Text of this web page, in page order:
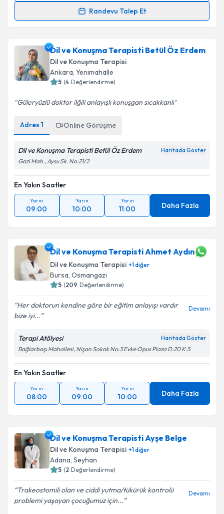
Randevu Talep Et
takvim hazırlandığında e-posta ile bilgilendireceğiz.
E-posta Adresiniz
Metni'ni okudum ve kişisel verilerimin belirtilen
Dil ve Konuşma Terapisti Betül Öz Erdem
Dil ve Konuşma Terapisi
Ankara, Yenimahalle
5 (4 Değerlendirme)
Güleryüzlü doktor ilğili anlayışlı konuşgan sıcakkanlı
Adres 1 Online Görüşme
Dil ve Konuşma Terapisti Betül Öz Erdem Haritada Göster
Gazi Mah., Aysu Sk. No:21/2
En Yakın Saatler
Yarın
09:00
Yarın
10:00
Yarın
11:00 Daha Fazla
Dil ve Konuşma Terapisti Ahmet Aydın
Dil ve Konuşma Terapisi +1diğer
Bursa, Osmangazi
5 (209 Değerlendirme)
Her doktorun kendine göre bir eğitim anlayışı vardır
bize iyi...
Devamı
Terapi Atölyesi Haritada Göster
Bağlarbaşı Mahallesi, Nişan Sokak No:3 Evke Opus Plaza D:20 K:5
En Yakın Saatler
Yarın
08:00
Yarın
09:00
Yarın
10:00 Daha Fazla
Dil ve Konuşma Terapisti Ayşe Belge
Dil ve Konuşma Terapisi +1diğer
Adana, Seyhan
5 (2 Değerlendirme)
Trakeostomili olan ve ciddi yutma/tükürük kontrolü
problemi yaşayan çocuğumuz için...
Devamı